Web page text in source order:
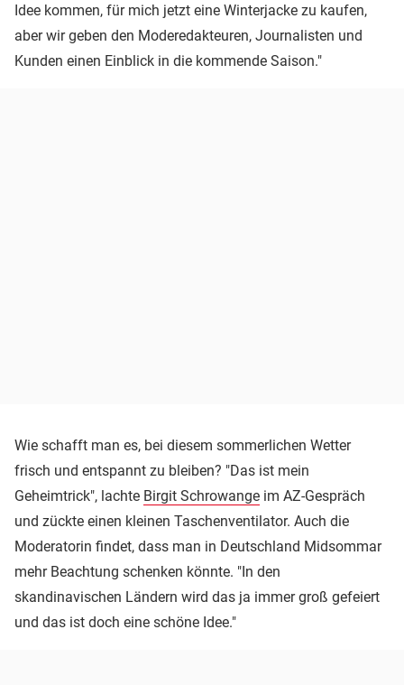
Idee kommen, für mich jetzt eine Winterjacke zu kaufen,
aber wir geben den Moderedakteuren, Journalisten und
Kunden einen Einblick in die kommende Saison."
Wie schafft man es, bei diesem sommerlichen Wetter
frisch und entspannt zu bleiben? "Das ist mein
Geheimtrick", lachte Birgit Schrowange im AZ-Gespräch
und zückte einen kleinen Taschenventilator. Auch die
Moderatorin findet, dass man in Deutschland Midsommar
mehr Beachtung schenken könnte. "In den
skandinavischen Ländern wird das ja immer groß gefeiert
und das ist doch eine schöne Idee."